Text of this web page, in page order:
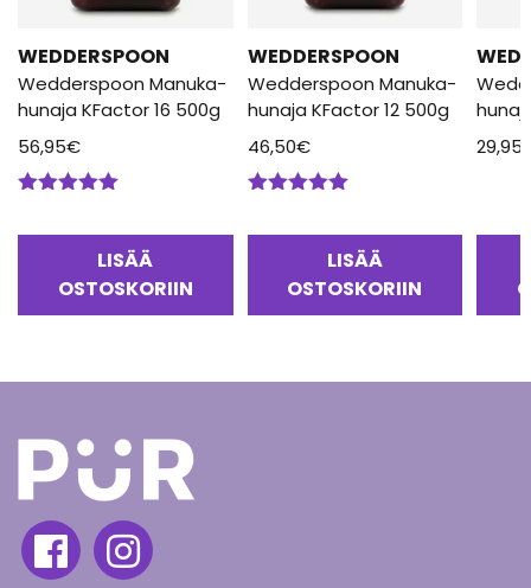
WEDDERSPOON
Wedderspoon Manuka-
hunaja KFactor 16 500g
56,95€
LISÄÄ
OSTOSKORIIN
WEDDERSPOON
Wedderspoon Manuka-
hunaja KFactor 12 500g
46,50€
LISÄÄ
OSTOSKORIIN
29,95